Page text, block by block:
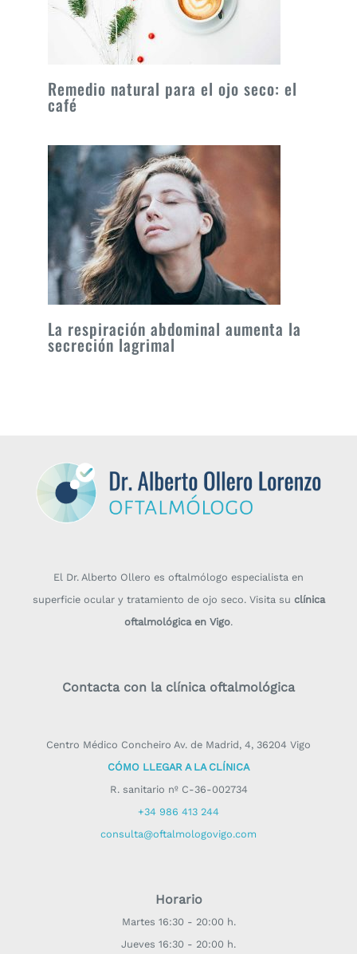
Remedio natural para el ojo seco: el
café
La respiración abdominal aumenta la
secreción lagrimal
El Dr. Alberto Ollero es oftalmólogo especialista en
superficie ocular y tratamiento de ojo seco. Visita su clínica
oftalmológica en Vigo.
Contacta con la clínica oftalmológica
Centro Médico Concheiro Av. de Madrid, 4, 36204 Vigo
CÓMO LLEGAR A LA CLÍNICA
R. sanitario nº C-36-002734
+34 986 413 244
consulta@oftalmologovigo.com
Horario
Martes 16:30 - 20:00 h.
Jueves 16:30 - 20:00 h.